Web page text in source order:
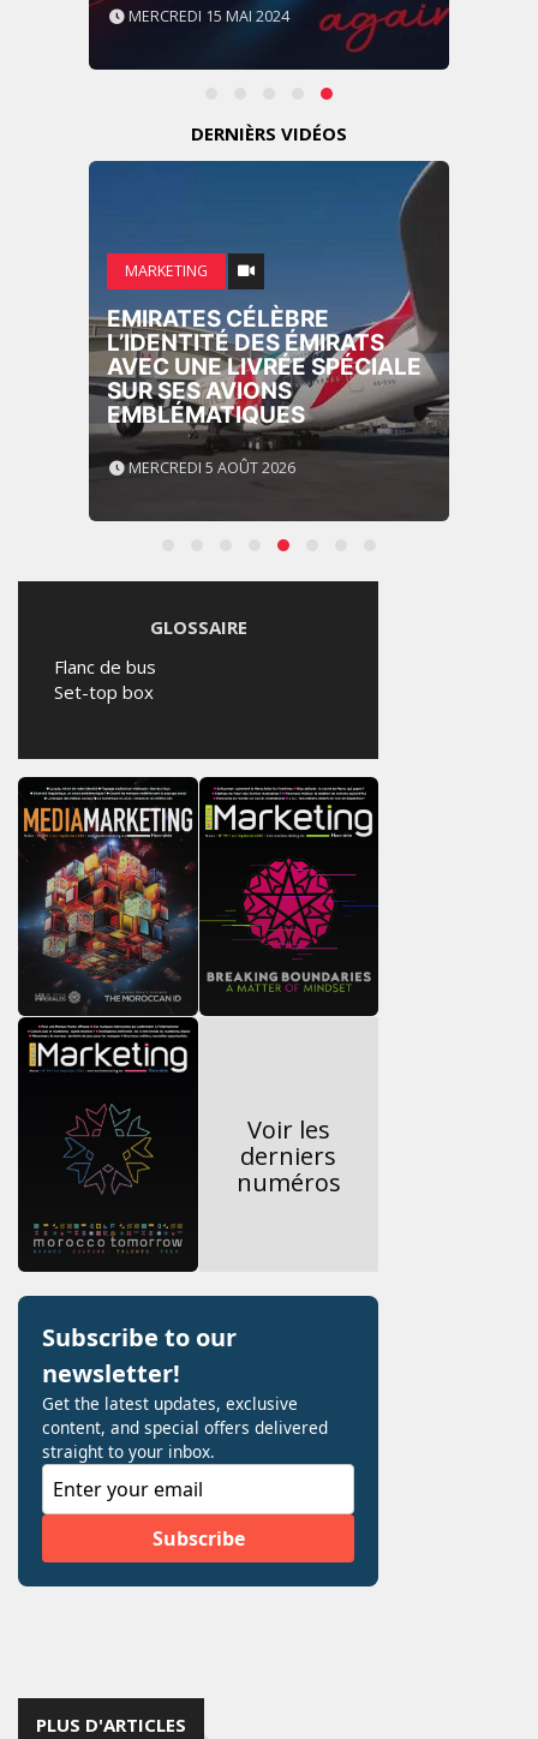
MERCREDI 15 MAI 2024
DERNIÈRS VIDÉOS
MARKETING
EMIRATES CÉLÈBRE
L’IDENTITÉ DES ÉMIRATS
AVEC UNE LIVRÉE SPÉCIALE
SUR SES AVIONS
EMBLÉMATIQUES
MERCREDI 5 AOÛT 2026
GLOSSAIRE
Flanc de bus
Set-top box
Voir les
derniers
numéros
PLUS D'ARTICLES